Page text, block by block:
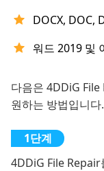
DOCX, DOC,
워드 2019 및
다음은 4DDiG
원하는 방법입니다.
4DDiG File Repair